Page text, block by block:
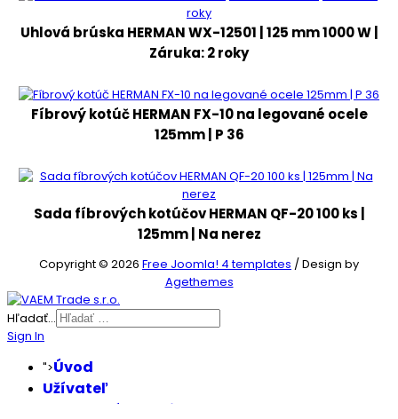
Uhlová brúska HERMAN WX-12501 | 125 mm 1000 W |
Záruka: 2 roky
Fíbrový kotúč HERMAN FX-10 na legované ocele
125mm | P 36
Sada fíbrových kotúčov HERMAN QF-20 100 ks |
125mm | Na nerez
Copyright © 2026 Free Joomla! 4 templates / Design by
Agethemes
Hľadať...
Sign In
">Úvod
Užívateľ
Obchodné podmienky